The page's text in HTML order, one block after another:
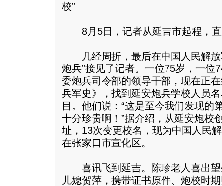
校”
8月5日，记者从延吉市起程，直
几经周折，最后在中国人民解放
炮兵”接见了记者。一位75岁，一位
委炮兵司令部的领导干部，现在正
兵军史》，找到延安炮兵学校人员
目。他们说：“这是至今我们发现的
十分珍贵啊！”据介绍，从延安炮校
址，13次变更校名，现为中国人民
在张家口市宣化区。
喜讯飞到延吉。陈珍老人喜出望
儿媳贺萍，携带证书原件、炮校时